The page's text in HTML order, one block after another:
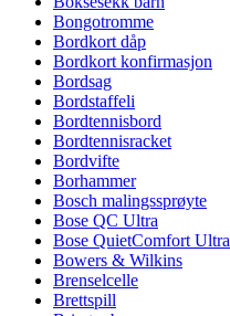
Bongotromme
Bordkort dåp
Bordkort konfirmasjon
Bordsag
Bordstaffeli
Bordtennisbord
Bordtennisracket
Bordvifte
Borhammer
Bosch malingssprøyte
Bose QC Ultra
Bose QuietComfort Ultra
Bowers & Wilkins
Brenselcelle
Brettspill